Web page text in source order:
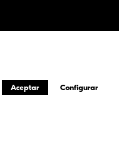
Aceptar Configurar